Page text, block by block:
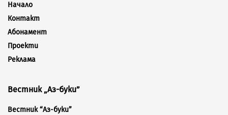
Начало
Контакт
Абонамент
Проекти
Реклама
Вестник „Аз-буки”
Вестник “Аз-буки”